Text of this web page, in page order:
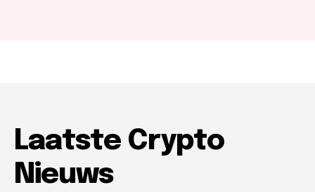
Laatste Crypto
Nieuws